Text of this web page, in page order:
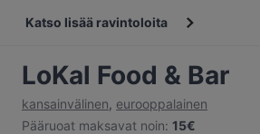
Katso lisää ravintoloita
LoKal Food & Bar
kansainvälinen, eurooppalainen
Pääruoat maksavat noin: 15€